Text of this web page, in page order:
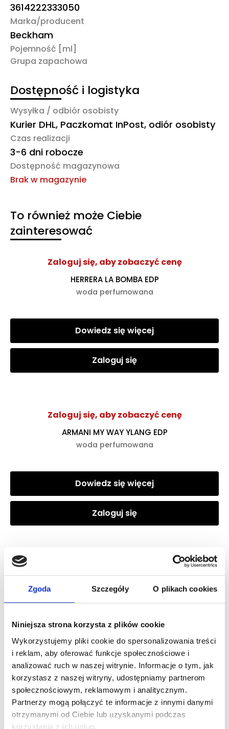
Zgoda Szczegóły O plikach cookies
Niniejsza strona korzysta z plików cookie
Wykorzystujemy pliki cookie do spersonalizowania treści
i reklam, aby oferować funkcje społecznościowe i
analizować ruch w naszej witrynie. Informacje o tym, jak
korzystasz z naszej witryny, udostępniamy partnerom
społecznościowym, reklamowym i analitycznym.
Partnerzy mogą połączyć te informacje z innymi danymi
otrzymanymi od Ciebie lub uzyskanymi podczas
korzystania z ich usług.
3614222333050
Marka/producent
Beckham
Pojemność [ml]
Grupa zapachowa
Dostępność i logistyka
Wysyłka / odbiór osobisty
Kurier DHL, Paczkomat InPost, odiór osobisty
Czas realizacji
3-6 dni robocze
Dostępność magazynowa
Brak w magazynie
To również może Ciebie
zainteresować
Zaloguj się, aby zobaczyć cenę
HERRERA LA BOMBA EDP
woda perfumowana
Dowiedz się więcej
Zaloguj się
Zaloguj się, aby zobaczyć cenę
ARMANI MY WAY YLANG EDP
woda perfumowana
Dowiedz się więcej
Zaloguj się
Zaloguj się, aby zobaczyć cenę
DOLCE&GABBANA DEVOTION POUR HOMME EDP
Dlaczego warto?
Oryginalny produkt z autoryzowanej